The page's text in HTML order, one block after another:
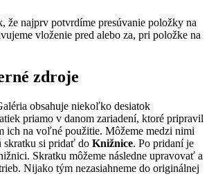
že najprv potvrdíme presúvanie položky na
vloženie pred alebo za, pri položke na
zdroje
obsahuje niekoľko desiatok
priamo v danom zariadení, ktoré pripravil
ich na voľné použitie. Môžeme medzi nimi
si pridať do Knižnice. Po pridaní je
Skratku môžeme následne upravovať a
Nijako tým nezasiahneme do originálnej